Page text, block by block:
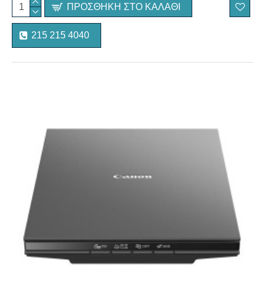
ΠΡΟΣΘΉΚΗ ΣΤΟ ΚΑΛΆΘΙ
215 215 4040